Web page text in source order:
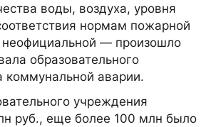
воды, воздуха, уровня
нормам пожарной
неофициальной — произошло
образовательного
коммунальной аварии.
учреждения
руб., еще более 100 млн было